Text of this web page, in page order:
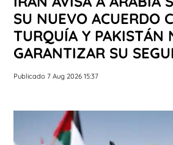
SU NUEVO ACUERDO
TURQUÍA Y PAKISTÁN
GARANTIZAR SU
Publicado 7 Aug 2026 15:37